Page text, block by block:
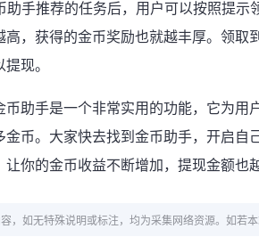
助手推荐的任务后，用户可以按照提
，获得的金币奖励也就越丰厚。领取
现。
助手是一个非常实用的功能，它为用
金币。大家快去找到金币助手，开启
你的金币收益不断增加，提现金额也
，如无特殊说明或标注，均为采集网络资源。如若